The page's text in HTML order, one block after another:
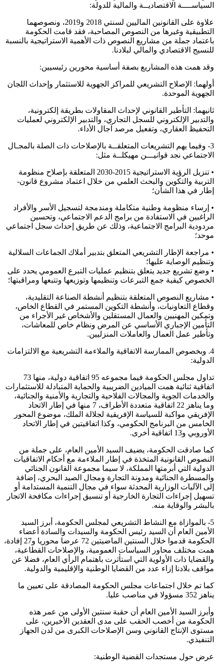
السياســــة الاقتصاديــة والمالية للدولة:
علاوة على القانونين الماليين لسنتي 2018 و2019، ونصوصهما
التطبيقية وغيرها من النصوص المصاحبة، فقد قامت الحكومة
باعتماد جملة من مشاريع النصوص ذات الأهمية الاستراتيجية بالنسبة
للنسيج الاقتصادي والمالي لبلادنا.
وقد همت هذه المشاريع بصفة أساسية محورين رئيسيين:
أولهما: الإصلاح التشريعي للمراكز الجهوية للاستثمار وإحداث اللجان
الجهوية الموحدة.
ثانيهما: التأطير القانوني لإحداث المقاولات بطريقة إلكترونية،
والتدبير الإلكتروني للسجل التجاري، والتدبير الإلكتروني لعمليات
التحفيظ العقاري، وتفعيل مرصد آجال الأداء.
3- وفيما يهم التشريعات المتعلقــة بالإصلاحات ذات الصلة بالمجـال
الاجتماعي نجد قوانيـــن مهيكلــة مثل:
• تنزيل الرؤية الاستراتيجية 2015-2030 المتعلقة بإصلاح منظومة
التربية والتكوين والبحث العلمي من خلال اعتماد مشروع قانون-
إطار في هذا الشأن؛
• إرساء منظومة وطنية متكاملة ومندمجة لتسجيل الأسر والأفراد
الراغبين في الاستفادة من برامج الدعم الاجتماعي، وتحسين
مردودية البرامج الاجتماعية، وذلك عن طريق إحداث سجل اجتماعي
موحد؛
• مراجعة الإطار التشريعي المتعلق بتدبير أملاك الجماعات السلالية
وتنظيم الوصاية عليها؛
• وضع تشريع جديد يتعلق بتنظيم عمليات التبرع العمومي يحدد على
الخصوص كيفية جمع التبرعات وتنظيمها وتوزيعها وتتبعها ومراقبتها؛
• مشاريع النصوص المتعلقة بتنظيم أنشطة الصناعة التقليدية،
وقطاع التعاونيات، وأنشطة التكوين المستمر في القطاع الخاص،
وتمكين المهنيين والعمال المستقلين والأشخاص غير الأجراء من
التأمين الإجباري الأساسي عن المرض ونظام خاص للمعاشات،
وتأطير عمل العمال والعاملات المنزليين.
4. وبخصوص الممارسة الاتفاقية والملاءمة التشريعية مع الالتزامات
الدولية:
تداول مجلس الحكومة فيما مجموعه 95 اتفاقية دولية، منها 73
اتفاقية ثنائية همت الميادين الضريبية والحماية المتبادلة للاستثمارات
والخدمات الجوية والمجالات الفلاحية والتجارية والأمنية والجنائية،
وما يناهز 22 اتفاقية متعددة الأطراف، 7 منها في إطار الاتحاد
الإفريقي مواكبة للسياسة الإفريقية لجلالة الملك، موضوع المحور
الخامس من البرنامج الحكومي، وكذا اتفاقيتين في إطار الاتحاد
الأوروبي و13 اتفاقية أخرى.
كما صادقت الحكومة، يضيف السيد الأمين العام، على جملة من
النصوص القانونية المتخذة في إطار الملاءمة مع أحكام الاتفاقيات
الدولية التي أبرمتها المملكة، لا سيما مجموعة القانون الجنائي
والمسطرة الجنائية ومدونة التجارة ومجال الصيد البحري، إضافة
إلى الآليات الوزارية المحدثة سواء في مجال التنمية المستدامة أو
تسهيل إجراءات التجارة الخارجية أو تنسيق إجراءات مكافحة الاتجار
بالبشر والوقاية منه.
5- بالموازاة مع النشاط التشريعي لمجلس الحكومة، أبرز السيد
الأمين العام أن السيد رئيس الحكومة والسيدات والسادة أعضاء
الحكومة قدموا خلال السنتين الماضيتين 72 عرضا محوريا و27 إفادة،
همت مختلف محاور السياسات العمومية، والإصلاحات القطاعية،
والقضايا ذات الأولوية التي استأثرت باهتمام الرأي العام، فضلا عن
مواقف بلادنا إزاء عدد من القضايا الوطنية والإقليمية والدولية.
كما تم خلال اجتماعات مجلس الحكومة المصادقة على تعيين ما
يناهز 352 مسؤولا في مناصب عليا.
وأبرز السيد الأمين العام أن حقبة سنتين الأولى من عمر هذه
الحكومة من أخصب الحقب على مدى العقدين الأخيرين، على
مستوى الإنتاج القانوني وسن الإصلاحات الكبرى من لدن الجهاز
التنفيذي.
عرض حول مستجدات القضية الوطنية: